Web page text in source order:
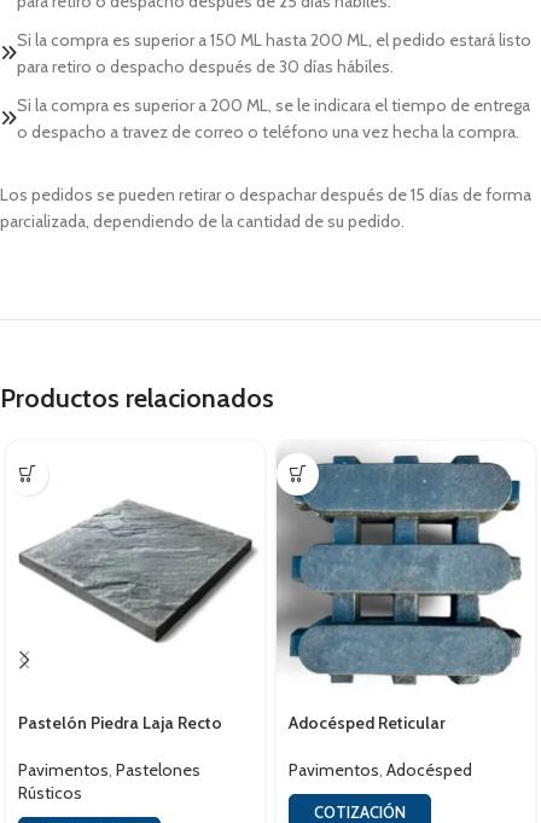
Si la compra es superior a 150 ML hasta 200 ML, el pedido estará listo
para retiro o despacho después de 30 días hábiles.
Si la compra es superior a 200 ML, se le indicara el tiempo de entrega
o despacho a travez de correo o teléfono una vez hecha la compra.
Los pedidos se pueden retirar o despachar después de 15 días de forma
parcializada, dependiendo de la cantidad de su pedido.
Productos relacionados
Pastelón Piedra Laja Recto
Pavimentos, Pastelones
Rústicos
Adocésped Reticular
Pavimentos, Adocésped
COTIZACIÓN